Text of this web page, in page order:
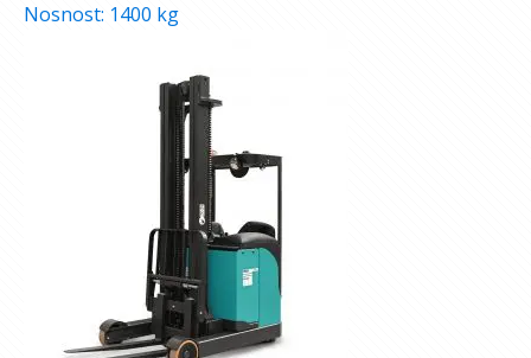
Nosnost: 1400 kg